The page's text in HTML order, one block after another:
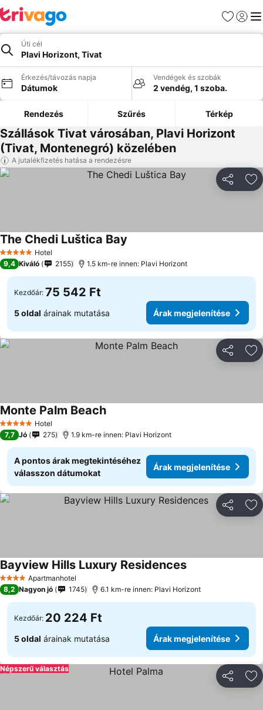
Kedvencek
Úti cél
Plavi Horizont, Tivat
Érkezés/távozás napja
Dátumok
Vendégek és szobák
2 vendég, 1 szoba.
Rendezés Szűrés Térkép
Szállások Tivat városában, Plavi Horizont
(Tivat, Montenegró) közelében
A jutalékfizetés hatása a rendezésre
5 KategóriaHotel
The Chedi Luštica Bay
9,4 Kiváló 2155 1.5 km-re innen: Plavi Horizont
Kezdőár: 75 542 Ft
5 oldal árainak mutatása Árak megjelenítése
5 KategóriaHotel
Monte Palm BeachÁrak megjelenítése
7,7 Jó 275 1.9 km-re innen: Plavi Horizont
A pontos árak megtekintéséhez
válasszon dátumokat
Árak megjelenítése
4 KategóriaApartmanhotel
Bayview Hills Luxury ResidencesÁrak
8,2 Nagyon jó 1745 6.1 km-re innen: Plavi Horizont
Kezdőár: 20 224 Ft
5 oldal árainak mutatása Árak megjelenítése
Népszerű választás